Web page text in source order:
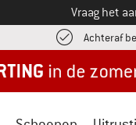
Vraag het
Achteraf